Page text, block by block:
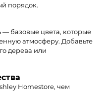
порядок.
базовые цвета, которые
атмосферу. Добавьте
дерева или
Homestore, чем